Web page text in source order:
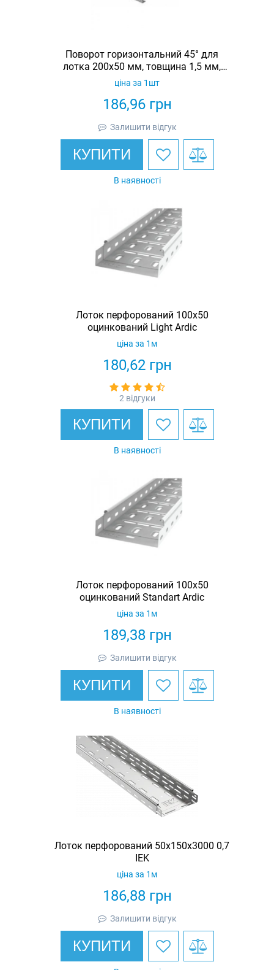
Поворот горизонтальний 45° для
лотка 200х50 мм, товщина 1,5 мм,
гарячеоцинкований, Eurotray
186,96грн
ціна за 1шт
Залишити відгук
КУПИТИ
В наявності
Лоток перфорований 100х50
оцинкований Light Ardic
180,62грн
ціна за 1м
2 відгуки
КУПИТИ
В наявності
Лоток перфорований 100х50
оцинкований Standart Ardic
189,38грн
ціна за 1м
Залишити відгук
КУПИТИ
В наявності
Лоток перфорований 50х150х3000 0,7
IEK
186,88грн
ціна за 1м
Залишити відгук
КУПИТИ